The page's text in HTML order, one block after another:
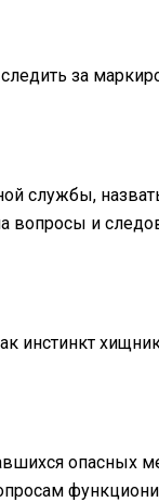
за
службы,
вопросы и
опасных